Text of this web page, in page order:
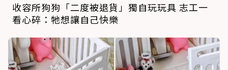
收容所狗狗「二度被退貨」獨自玩玩具 志工一
看心碎：牠想讓自己快樂